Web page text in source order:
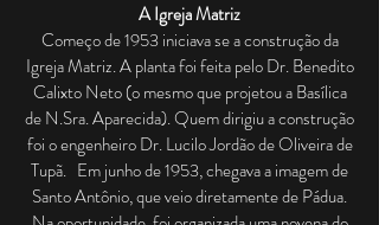
A Igreja Matriz
Começo de 1953 iniciava se a construção da
Igreja Matriz. A planta foi feita pelo Dr. Benedito
Calixto Neto (o mesmo que projetou a Basílica
de N.Sra. Aparecida). Quem dirigiu a construção
foi o engenheiro Dr. Lucilo Jordão de Oliveira de
Tupã. Em junho de 1953, chegava a imagem de
Santo Antônio, que veio diretamente de Pádua.